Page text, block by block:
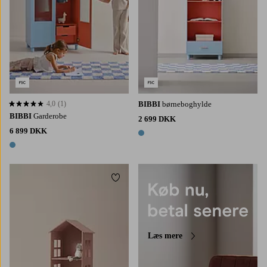
BIBBI Garderobe
6 899 DKK
1 farve
4,0 baseret på 1 bedømmelser
4,0 (1) BIBBI børneboghylde
2 699 DKK
1 farve
Tilføj til favoritter
Læs mere